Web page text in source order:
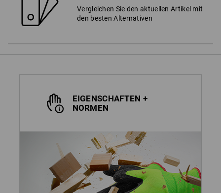
Vergleichen Sie den aktuellen Artikel mit
den besten Alternativen
EIGENSCHAFTEN +
NORMEN